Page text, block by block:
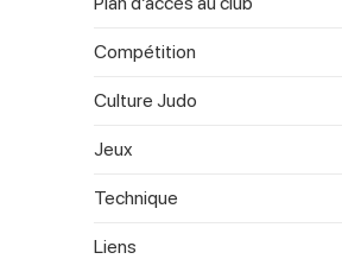
Compétition
Culture Judo
Jeux
Technique
Liens